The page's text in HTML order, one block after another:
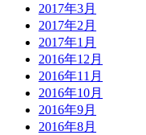
2017年3月
2017年2月
2017年1月
2016年12月
2016年11月
2016年10月
2016年9月
2016年8月